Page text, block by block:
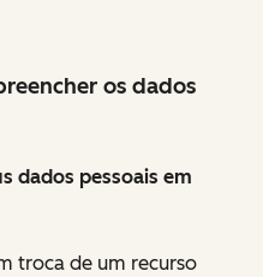
os dados
dados pessoais em
troca de um recurso